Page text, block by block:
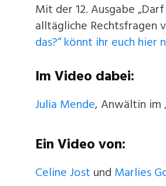
Mit der 12. Ausgabe
alltägliche Rechtsfragen
das?“ könnt ihr euch hier
Im Video dabei:
Julia Mende, Anwältin im
Ein Video von:
Celine Jost und Marlies